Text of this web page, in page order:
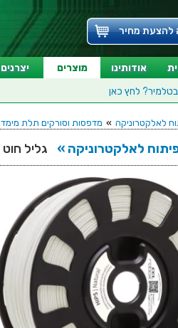
להצעת מחיר
אודותינו מוצרים יצרנים
לחץ כאן
לאלקטרוניקה » מדפסות וסורקים תלת מימד
לאלקטרוניקה » גליל חוט HIPS למדפסת תלת מימד ROBOX - שקוף